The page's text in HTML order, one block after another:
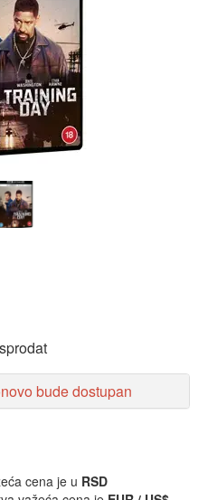
bude dostupan
cena je u RSD